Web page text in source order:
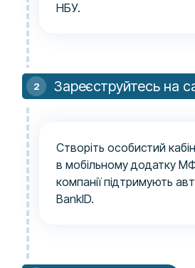
НБУ.
Зареєструйтесь на
Створіть особистий
в мобільному додатку
компанії підтримують
BankID.